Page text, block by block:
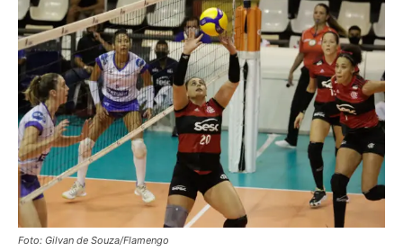
Foto: Gilvan de Souza/Flamengo